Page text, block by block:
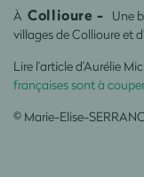
À Collioure - Une
villages de Collioure et
Lire l’article d’Aurélie
françaises sont à
© Marie-Elise-